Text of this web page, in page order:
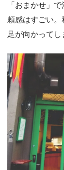
「おまかせ」
頼感はすごい
足が向かってし